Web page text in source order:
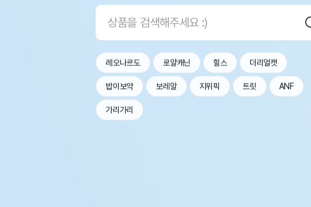
레오나르도 로얄캐닌 힐스 더리얼캣
밥이보약 보레알 지위픽 트릿 ANF
가리가리